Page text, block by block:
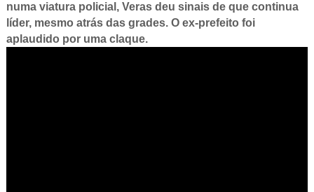
numa viatura policial, Veras deu sinais de que continua
líder, mesmo atrás das grades. O ex-prefeito foi
aplaudido por uma claque.